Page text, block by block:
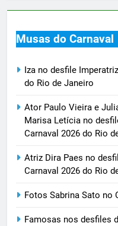
Musas do Carnaval
Iza no desfile
do Rio de Janeiro
Ator Paulo Vieira e
Marisa Letícia no
Carnaval 2026 do Rio
Atriz Dira Paes no
Carnaval 2026 do Rio
Fotos Sabrina Sato no
Famosas nos desfiles